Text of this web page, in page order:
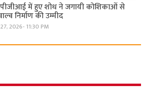
में हुए शोध ने जगायी कोशिकाओं से
निर्माण की उम्मीद
2026- 11:30 PM